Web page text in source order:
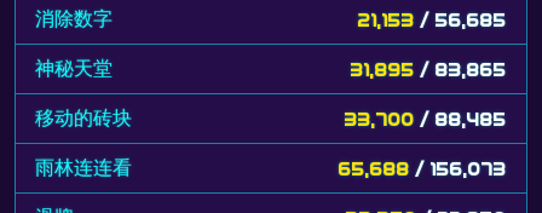
消除数字 21,153 / 56,685
神秘天堂 31,895 / 83,865
移动的砖块 33,700 / 88,485
雨林连连看 65,688 / 156,073